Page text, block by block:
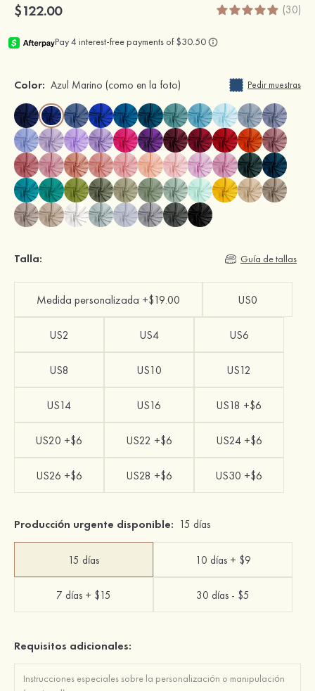
$122.00 (30)
Color: Azul Marino (como en la foto) Pedir muestras
Talla: Guía de tallas
Medida personalizada +$19.00 US0
US2 US4 US6
US8 US10 US12
US14 US16 US18 +$6
US20 +$6 US22 +$6 US24 +$6
US26 +$6 US28 +$6 US30 +$6
Producción urgente disponible: 15 días
15 días 10 días + $9
7 días + $15 30 días - $5
Requisitos adicionales: